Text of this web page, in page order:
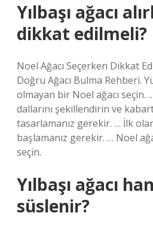
Yılbaşı ağacı
dikkat edilmeli?
Noel Ağacı Seçerken Dikkat
Doğru Ağacı Bulma Rehberi.
olmayan bir Noel ağacı seçin.
dallarını şekillendirin ve
tasarlamanız gerekir. … İlk
başlamanız gerekir. … Noel
seçin.
Yılbaşı ağacı
süslenir?